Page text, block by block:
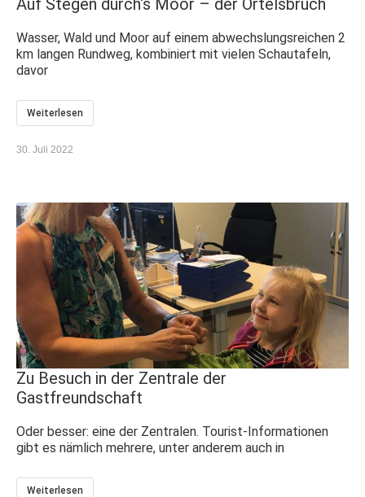
Auf Stegen durch‘s Moor – der Ortelsbruch
30. Juli 2022
Wasser, Wald und Moor auf einem abwechslungsreichen 2
km langen Rundweg, kombiniert mit vielen Schautafeln,
davor
Weiterlesen
Zu Besuch in der Zentrale der
Gastfreundschaft
Oder besser: eine der Zentralen. Tourist-Informationen
gibt es nämlich mehrere, unter anderem auch in
Weiterlesen